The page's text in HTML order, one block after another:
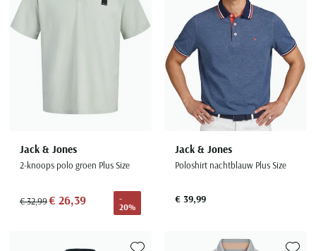
Jack & Jones
2-knoops polo groen Plus Size
€ 32,99€ 26,39
-
20%
Jack & Jones
Poloshirt nachtblauw Plus Size
€ 39,99